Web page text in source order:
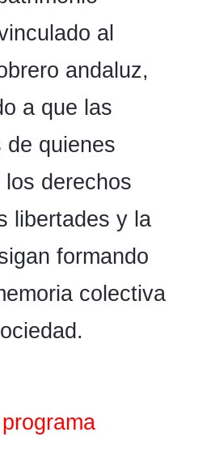
al
andaluz,
a que las
de quienes
los derechos
libertades y la
formando
colectiva